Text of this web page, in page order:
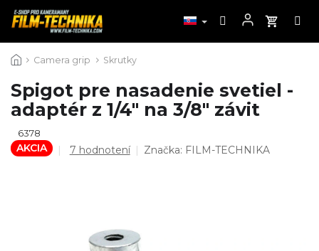
na
Camera grip Skrutky
Spigot pre nasadenie svetiel -
adaptér z 1/4" na 3/8" závit
6378
AKCIA
Priemerné
hviezdičiek.
7 hodnotení Značka: FILM-TECHNIKA